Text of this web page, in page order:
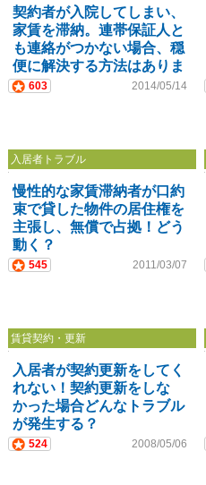
契約者が入院してしまい、
家賃を滞納。連帯保証人と
も連絡がつかない場合、穏
便に解決する方法はありま
すか？
603 2014/05/14
入居者トラブル
慢性的な家賃滞納者が口約
束で貸した物件の居住権を
主張し、無償で占拠！どう
動く？
545 2011/03/07
賃貸契約・更新
入居者が契約更新をしてく
れない！契約更新をしな
かった場合どんなトラブル
が発生する？
524 2008/05/06